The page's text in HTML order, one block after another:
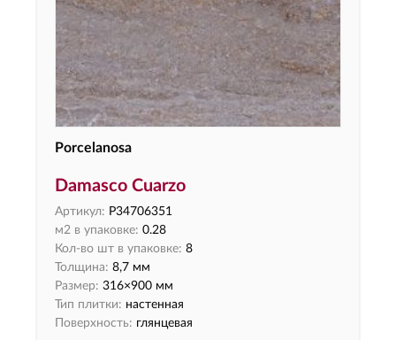
Porcelanosa
Damasco Cuarzo
Артикул: P34706351
м2 в упаковке: 0.28
Кол-во шт в упаковке: 8
Толщина: 8,7 мм
Размер: 316×900 мм
Тип плитки: настенная
Поверхность: глянцевая